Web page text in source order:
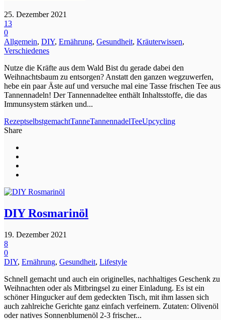
25. Dezember 2021
13
0
Allgemein, DIY, Ernährung, Gesundheit, Kräuterwissen,
Verschiedenes
Nutze die Kräfte aus dem Wald Bist du gerade dabei den
Weihnachtsbaum zu entsorgen? Anstatt den ganzen wegzuwerfen,
hebe ein paar Äste auf und versuche mal eine Tasse frischen Tee aus
Tannennadeln! Der Tannennadeltee enthält Inhaltsstoffe, die das
Immunsystem stärken und...
RezeptselbstgemachtTanneTannennadelTeeUpcycling
Share
DIY Rosmarinöl
19. Dezember 2021
8
0
DIY, Ernährung, Gesundheit, Lifestyle
Schnell gemacht und auch ein originelles, nachhaltiges Geschenk zu
Weihnachten oder als Mitbringsel zu einer Einladung. Es ist ein
schöner Hingucker auf dem gedeckten Tisch, mit ihm lassen sich
auch zahlreiche Gerichte ganz einfach verfeinern. Zutaten: Olivenöl
oder natives Sonnenblumenöl 2-3 frischer...